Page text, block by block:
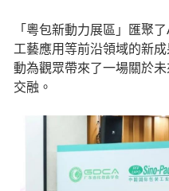
「粵包新動力展區」匯聚
工藝應用等前沿領域的新
動為觀眾帶來了一場關於
交融。